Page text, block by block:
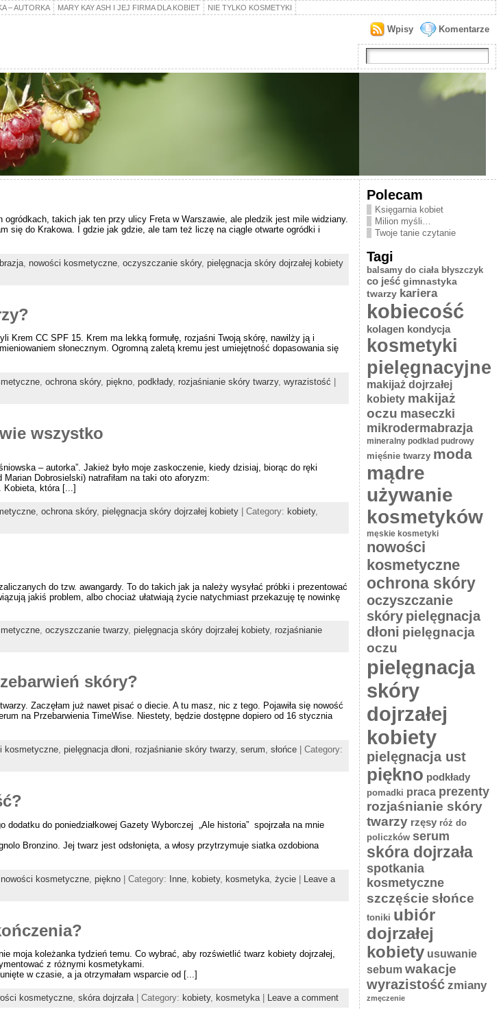
– AUTORKA MARY KAY ASH I JEJ FIRMA DLA KOBIET NIE TYLKO KOSMETYKI
Komentarze
Wpisy
takich jak ten przy ulicy Freta w Warszawie, ale pledzik jest mile widziany.
się do Krakowa. I gdzie jak gdzie, ale tam też liczę na ciągle otwarte ogródki i
, nowości kosmetyczne, oczyszczanie skóry, pielęgnacja skóry dojrzałej kobiety
Krem CC SPF 15. Krem ma lekką formułę, rozjaśni Twoją skórę, nawilży ją i
słonecznym. Ogromną zaletą kremu jest umiejętność dopasowania się
, ochrona skóry, piękno, podkłady, rozjaśnianie skóry twarzy, wyrazistość
wszystko
– autorka”. Jakież było moje zaskoczenie, kiedy dzisiaj, biorąc do ręki
Dobrosielski) natrafiłam na taki oto aforyzm:
Kobieta, która [...]
, ochrona skóry, pielęgnacja skóry dojrzałej kobiety| Category: kobiety,
do tzw. awangardy. To do takich jak ja należy wysyłać próbki i prezentować
jakiś problem, albo chociaż ułatwiają życie natychmiast przekazuję tę nowinkę
, oczyszczanie twarzy, pielęgnacja skóry dojrzałej kobiety, rozjaśnianie
skóry?
Zaczęłam już nawet pisać o diecie. A tu masz, nic z tego. Pojawiła się nowość
na Przebarwienia TimeWise. Niestety, będzie dostępne dopiero od 16 stycznia
kosmetyczne, pielęgnacja dłoni rozjaśnianie skóry twarzy, serum słońce| Category:
do poniedziałkowej Gazety Wyborczej „Ale historia” spojrzała na mnie
Bronzino. Jej twarz jest odsłonięta, a włosy przytrzymuje siatka ozdobiona
nowości kosmetyczne, piękno| Category: Inne, kobiety, kosmetyka, życie| Leave a
moja koleżanka tydzień temu. Co wybrać, aby rozświetlić twarz kobiety dojrzałej,
z różnymi kosmetykami.
w czasie, a ja otrzymałam wsparcie od [...]
kosmetyczne, skóra dojrzała| Category: kobiety, kosmetyka| Leave a comment
Polecam
Księgarnia kobiet
Milion myśli…
Twoje tanie czytanie
Tagi
balsamy do ciała błyszczyk
co jeść gimnastyka
twarzy kariera
kobiecość
kolagen kondycja
kosmetyki
pielęgnacyjne
makijaż dojrzałej
kobiety makijaż
oczu maseczki
mikrodermabrazja
mineralny podkład pudrowy
mięśnie twarzy moda
mądre
używanie
kosmetyków
męskie kosmetyki
nowości
kosmetyczne
ochrona skóry
oczyszczanie
skóry pielęgnacja
dłoni pielęgnacja
oczu
pielęgnacja
skóry
dojrzałej
kobiety
pielęgnacja ust
piękno podkłady
pomadki praca prezenty
rozjaśnianie skóry
twarzy rzęsy róż do
policzków serum
skóra dojrzała
spotkania
kosmetyczne
szczęście słońce
toniki ubiór
dojrzałej
kobiety usuwanie
sebum wakacje
wyrazistość zmiany
zmęczenie